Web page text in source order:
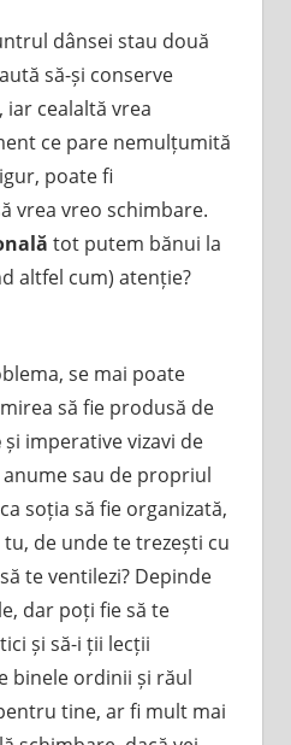
dânsei stau două
să-și conserve
cealaltă vrea
ce pare nemulțumită
poate fi
vrea vreo schimbare.
tot putem bănui la
altfel cum) atenție?
se mai poate
să fie produsă de
și imperative vizavi de
sau de propriul
soția să fie organizată,
de unde te trezești cu
te ventilezi? Depinde
dar poți fie să te
și să-i ții lecții
binele ordinii și răul
tine, ar fi mult mai